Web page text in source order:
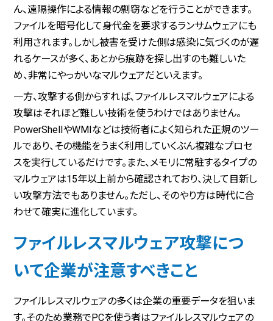
ん、遠隔操作による情報の剽窃などを行うことができます。
ファイルを暗号化して身代金を要求するランサムウェアにも
利用されます。しかし被害を受けた側は感染に気づくのが遅
れるケースが多く、あとから痕跡を探し出すのも難しいた
め、非常にやっかいなマルウェアだといえます。
一方、攻撃する側からすれば、ファイルレスマルウェアによる
攻撃はそれほど難しい技術を使うわけではありません。
PowerShellやWMIなどは技術者によく知られた正規のツー
ルであり、その機能をうまく利用していくぶん複雑なプロセ
スを実行しているだけです。また、メモリに常駐するタイプの
マルウェアは15年以上前から確認されており、決して目新し
い攻撃方法でもありません。ただし、そのやり方は時代に合
わせて確実に進化しています。
ファイルレスマルウェア攻撃につ
いて企業が注意すべきこと
ファイルレスマルウェアの多くは企業の重要データを狙いま
す。そのため業務でPCを使う者はファイルレスマルウェアの